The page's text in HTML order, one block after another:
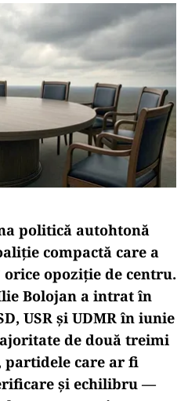
politică autohtonă
compactă care a
opoziție de centru.
Bolojan a intrat în
USR și UDMR în iunie
de două treimi
partidele care ar fi
și echilibru —